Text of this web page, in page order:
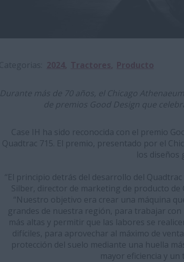
Durante más de 70 años, el Chicago
de premios Good Design que
Case IH ha sido reconocida con el premio
Quadtrac 715. El premio, presentado por el
los diseños
“El principio detrás del desarrollo del
Silber, director de marketing de producto
“Nuestro objetivo era crear una máquina
grandes de nuestra región, para trabajar
más altas y permitir que las labores se
difíciles, para aprovechar al máximo de
protección del suelo mediante una huella
mayor eficiencia y un